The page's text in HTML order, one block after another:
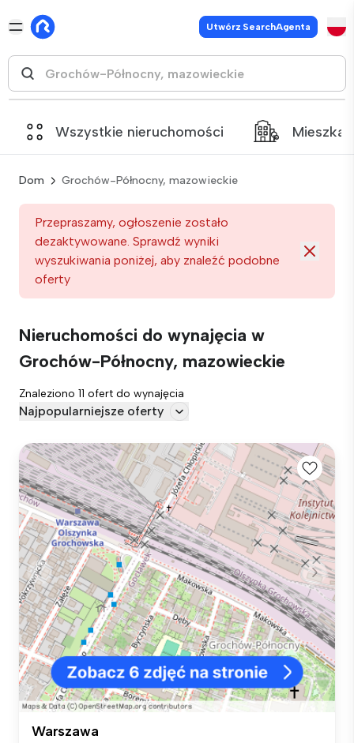
Utwórz SearchAgenta
Wszystkie nieruchomości
Dom Grochów-Północny, mazowieckie
Przepraszamy, ogłoszenie zostało
dezaktywowane. Sprawdź wyniki
wyszukiwania poniżej, aby znaleźć podobne
oferty
Nieruchomości do wynajęcia w
Grochów-Północny, mazowieckie
Znaleziono 11 ofert do wynajęcia
Najpopularniejsze oferty
Warszawa